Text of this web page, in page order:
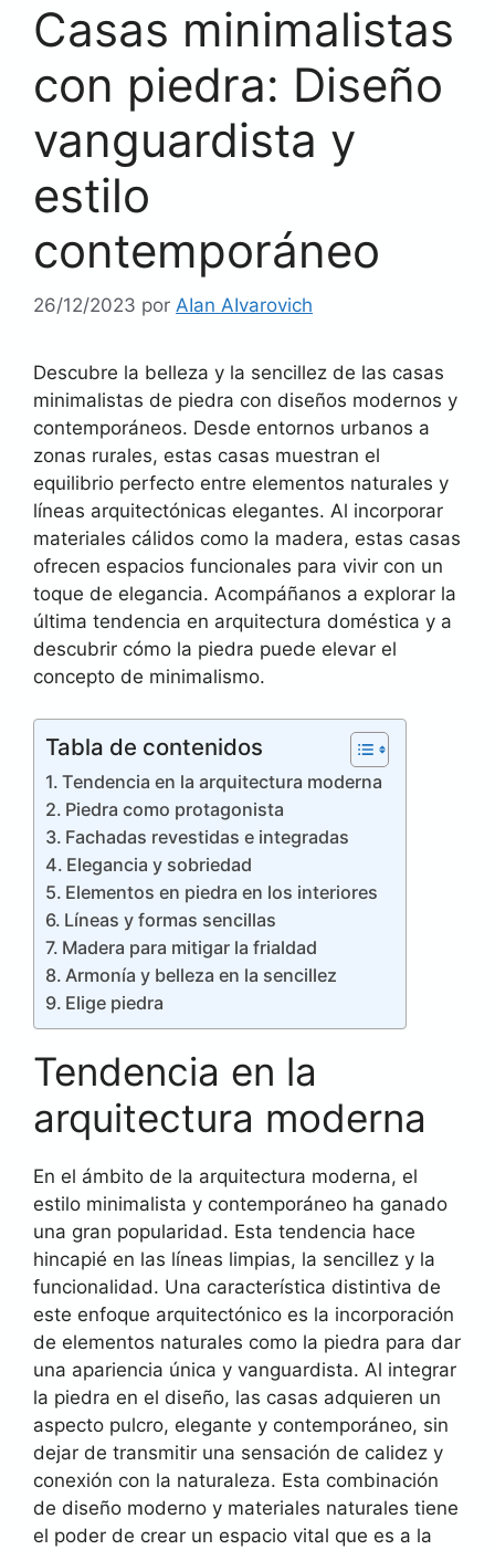
Casas minimalistas
con piedra: Diseño
vanguardista y
estilo
contemporáneo
26/12/2023 por AIan AIvarovich
Descubre la belleza y la sencillez de las casas
minimalistas de piedra con diseños modernos y
contemporáneos. Desde entornos urbanos a
zonas rurales, estas casas muestran el
equilibrio perfecto entre elementos naturales y
líneas arquitectónicas elegantes. Al incorporar
materiales cálidos como la madera, estas casas
ofrecen espacios funcionales para vivir con un
toque de elegancia. Acompáñanos a explorar la
última tendencia en arquitectura doméstica y a
descubrir cómo la piedra puede elevar el
concepto de minimalismo.
Tabla de contenidos
Tendencia en la arquitectura moderna
Piedra como protagonista
Fachadas revestidas e integradas
Elegancia y sobriedad
Elementos en piedra en los interiores
Líneas y formas sencillas
Madera para mitigar la frialdad
Armonía y belleza en la sencillez
Elige piedra
Tendencia en la
arquitectura moderna
En el ámbito de la arquitectura moderna, el
estilo minimalista y contemporáneo ha ganado
una gran popularidad. Esta tendencia hace
hincapié en las líneas limpias, la sencillez y la
funcionalidad. Una característica distintiva de
este enfoque arquitectónico es la incorporación
de elementos naturales como la piedra para dar
una apariencia única y vanguardista. Al integrar
la piedra en el diseño, las casas adquieren un
aspecto pulcro, elegante y contemporáneo, sin
dejar de transmitir una sensación de calidez y
conexión con la naturaleza. Esta combinación
de diseño moderno y materiales naturales tiene
el poder de crear un espacio vital que es a la